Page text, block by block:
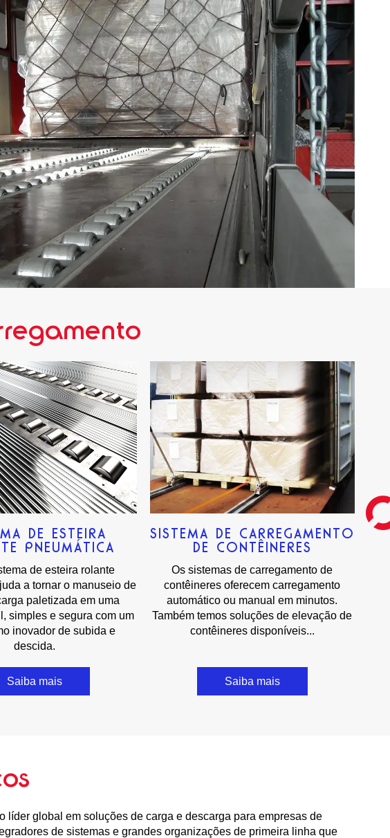
DE ESTEIRA
PNEUMÁTICA
de esteira rolante
a tornar o manuseio de
paletizada em uma
simples e segura com um
inovador de subida e
descida.
Saiba mais
SISTEMA DE CARREGAMENTO
DE CONTÊINERES
Os sistemas de carregamento de
contêineres oferecem carregamento
automático ou manual em minutos.
Também temos soluções de elevação de
contêineres disponíveis...
Saiba mais
líder global em soluções de carga e descarga para empresas de
de sistemas e grandes organizações de primeira linha que